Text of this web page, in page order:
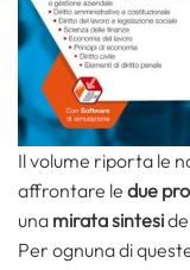
Il volume riporta le
affrontare le due
una mirata sintesi
Per ognuna di